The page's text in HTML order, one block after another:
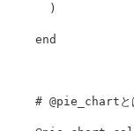
)
end
# @pie_chartと